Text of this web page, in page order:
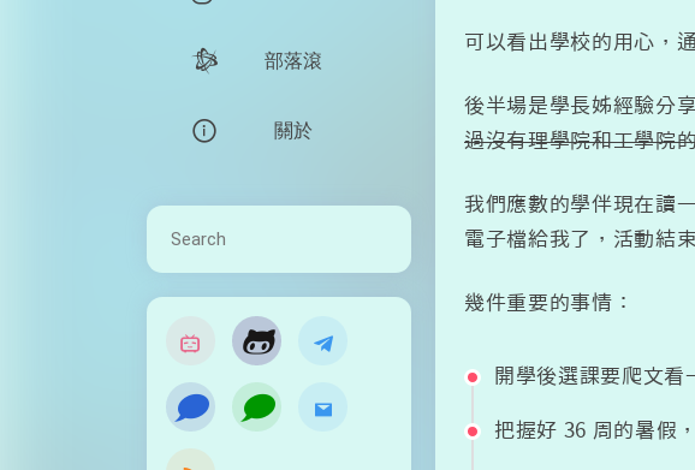
部落滾
關於

󰭹 󰭹
可以看出學校的用心，
後半場是學長姊經驗分
過沒有理學院和工學院
我們應數的學伴現在讀
電子檔給我了，活動結
幾件重要的事情：
開學後選課要爬文看
把握好 36 周的暑假